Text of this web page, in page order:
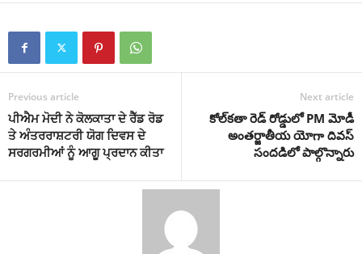
Previous article
ਪੀਐਮ ਮੋਦੀ ਨੇ ਕੋਲਕਾਤਾ ਦੇ ਰੈੱਡ ਰੋਡ
ਤੇ ਅੰਤਰਰਾਸ਼ਟਰੀ ਯੋਗ ਦਿਵਸ ਦੇ
ਸਰਗਰਮੀਆਂ ਨੂੰ ਆਗੂ ਪ੍ਰਦਾਨ ਕੀਤਾ
Next article
కోల్‌కతా రెడ్ రోడ్డులో PM మోడీ
అంతర్జాతీయ యోగా దివస్
సందడిలో పాల్గొన్నారు